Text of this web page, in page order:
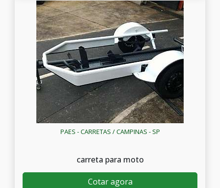
PAES - CARRETAS / CAMPINAS - SP
carreta para moto
Cotar agora